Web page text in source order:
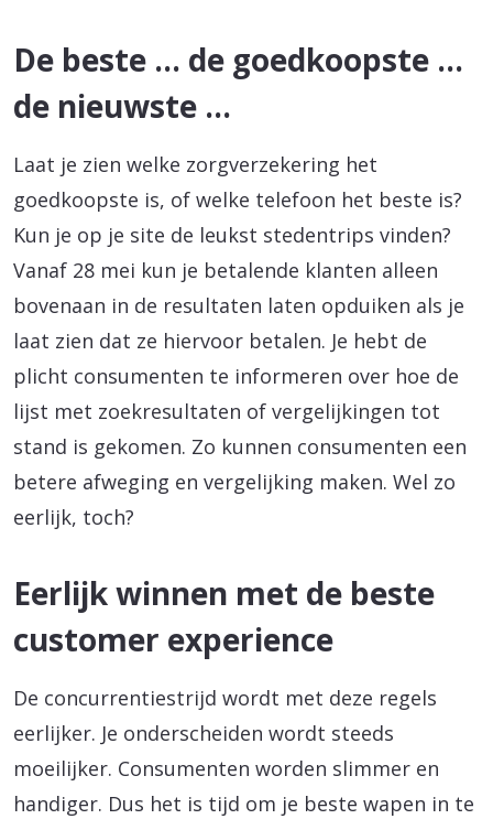
De beste … de goedkoopste …
de nieuwste …
Laat je zien welke zorgverzekering het
goedkoopste is, of welke telefoon het beste is?
Kun je op je site de leukst stedentrips vinden?
Vanaf 28 mei kun je betalende klanten alleen
bovenaan in de resultaten laten opduiken als je
laat zien dat ze hiervoor betalen. Je hebt de
plicht consumenten te informeren over hoe de
lijst met zoekresultaten of vergelijkingen tot
stand is gekomen. Zo kunnen consumenten een
betere afweging en vergelijking maken. Wel zo
eerlijk, toch?
Eerlijk winnen met de beste
customer experience
De concurrentiestrijd wordt met deze regels
eerlijker. Je onderscheiden wordt steeds
moeilijker. Consumenten worden slimmer en
handiger. Dus het is tijd om je beste wapen in te